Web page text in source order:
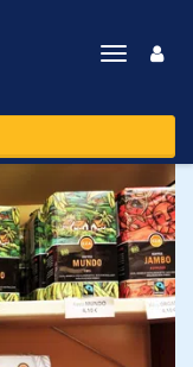
Toggle